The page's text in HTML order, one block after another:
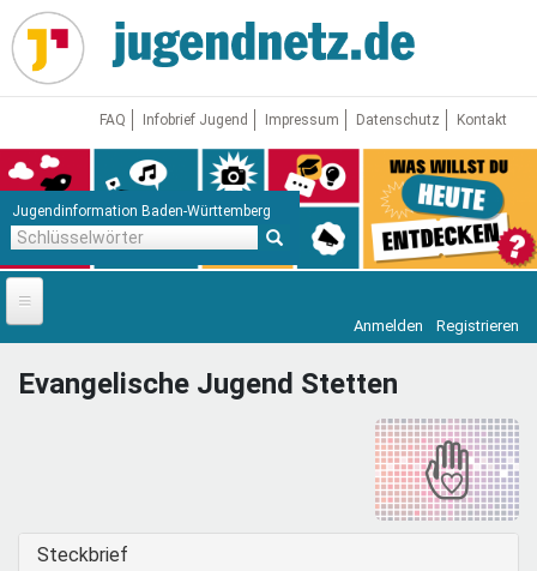
Direkt
zum
Inhalt
FAQ Infobrief Jugend Impressum Datenschutz Kontakt
Jugendinformation Baden-Württemberg
Startseite
News
Mentoren & Projekte
Anmelden Registrieren
Evangelische Jugend Stetten
Ausblenden
Steckbrief